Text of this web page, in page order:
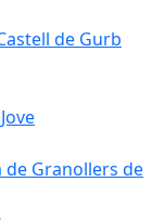
de Gurb
de Granollers de